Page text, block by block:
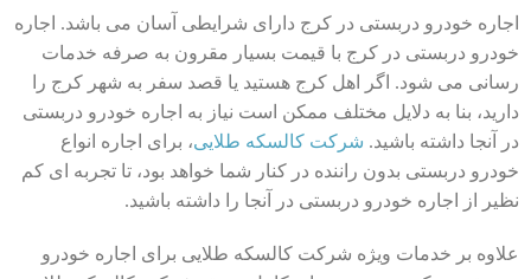
اجاره خودرو دربستی در کرج دارای شرایطی آسان می باشد. اجاره
خودرو دربستی در کرج با قیمت بسیار مقرون به صرفه خدمات
رسانی می شود. اگر اهل کرج هستید یا قصد سفر به شهر کرج را
دارید، بنا به دلایل مختلف ممکن است نیاز به اجاره خودرو دربستی
در آنجا داشته باشید. شرکت کالسکه طلایی، برای اجاره انواع
خودرو دربستی بدون راننده در کنار شما خواهد بود، تا تجربه ای کم
نظیر از اجاره خودرو دربستی در آنجا را داشته باشید.
علاوه بر خدمات ویژه شرکت کالسکه طلایی برای اجاره خودرو